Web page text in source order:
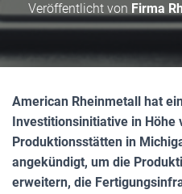
Veröffentlicht von Firma
American Rheinmetall hat
Investitionsinitiative in Höhe
Produktionsstätten in
angekündigt, um die
erweitern, die